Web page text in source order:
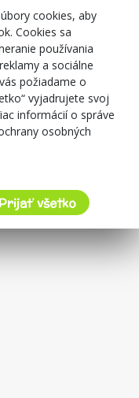
cookies, aby
Cookies sa
používania
a sociálne
požiadame o
vyjadrujete svoj
informácií o správe
osobných
Prijať všetko